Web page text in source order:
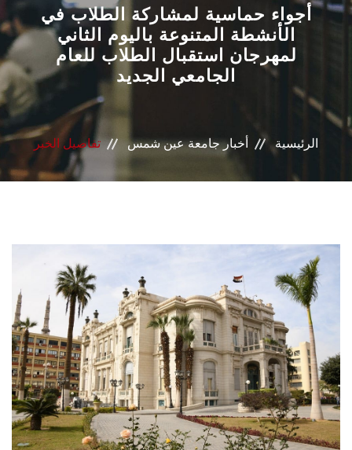
الشئون الأكاديمية
البحث العلمي
الرعاية الصحية
المراكز والوحدات
تواصل معنا
الطلاب
هيئة التدريس
الدراسات العليا
أجواء حماسية لمشاركة الطلاب في
الأنشطة المتنوعة باليوم الثاني
لمهرجان استقبال الطلاب للعام
الجامعي الجديد
الرئيسية أخبار جامعة عين شمس تفاصيل الخبر